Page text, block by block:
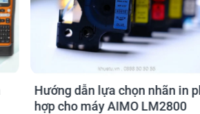
Hướng dẫn lựa chọn nhãn in
hợp cho máy AIMO LM2800